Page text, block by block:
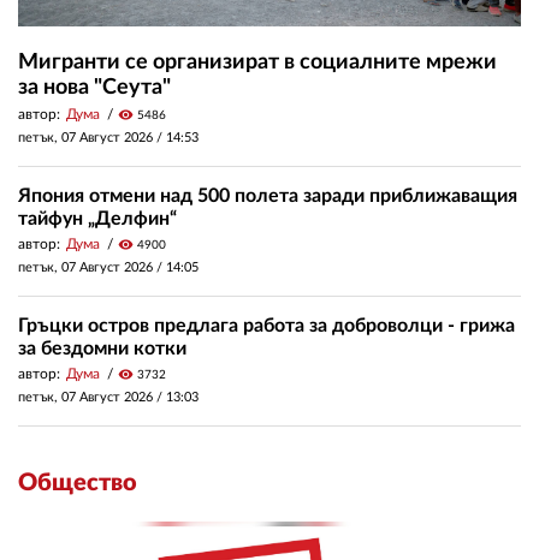
Мигранти се организират в социалните мрежи
за нова "Сеута"
автор: Дума visibility 5486
петък, 07 Август 2026 / 14:53
Япония отмени над 500 полета заради приближаващия
тайфун „Делфин“
автор: Дума visibility 4900
петък, 07 Август 2026 / 14:05
Гръцки остров предлага работа за доброволци - грижа
за бездомни котки
автор: Дума visibility 3732
петък, 07 Август 2026 / 13:03
Общество